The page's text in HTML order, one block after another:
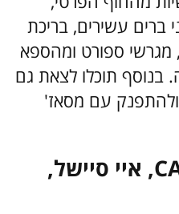
ברים עשירים, בריכת
מגרשי ספורט ומהספא
בנוסף תוכלו לצאת גם
ולהתפנק עם מסאז'
CARANA BEACH .3, איי סיישל,